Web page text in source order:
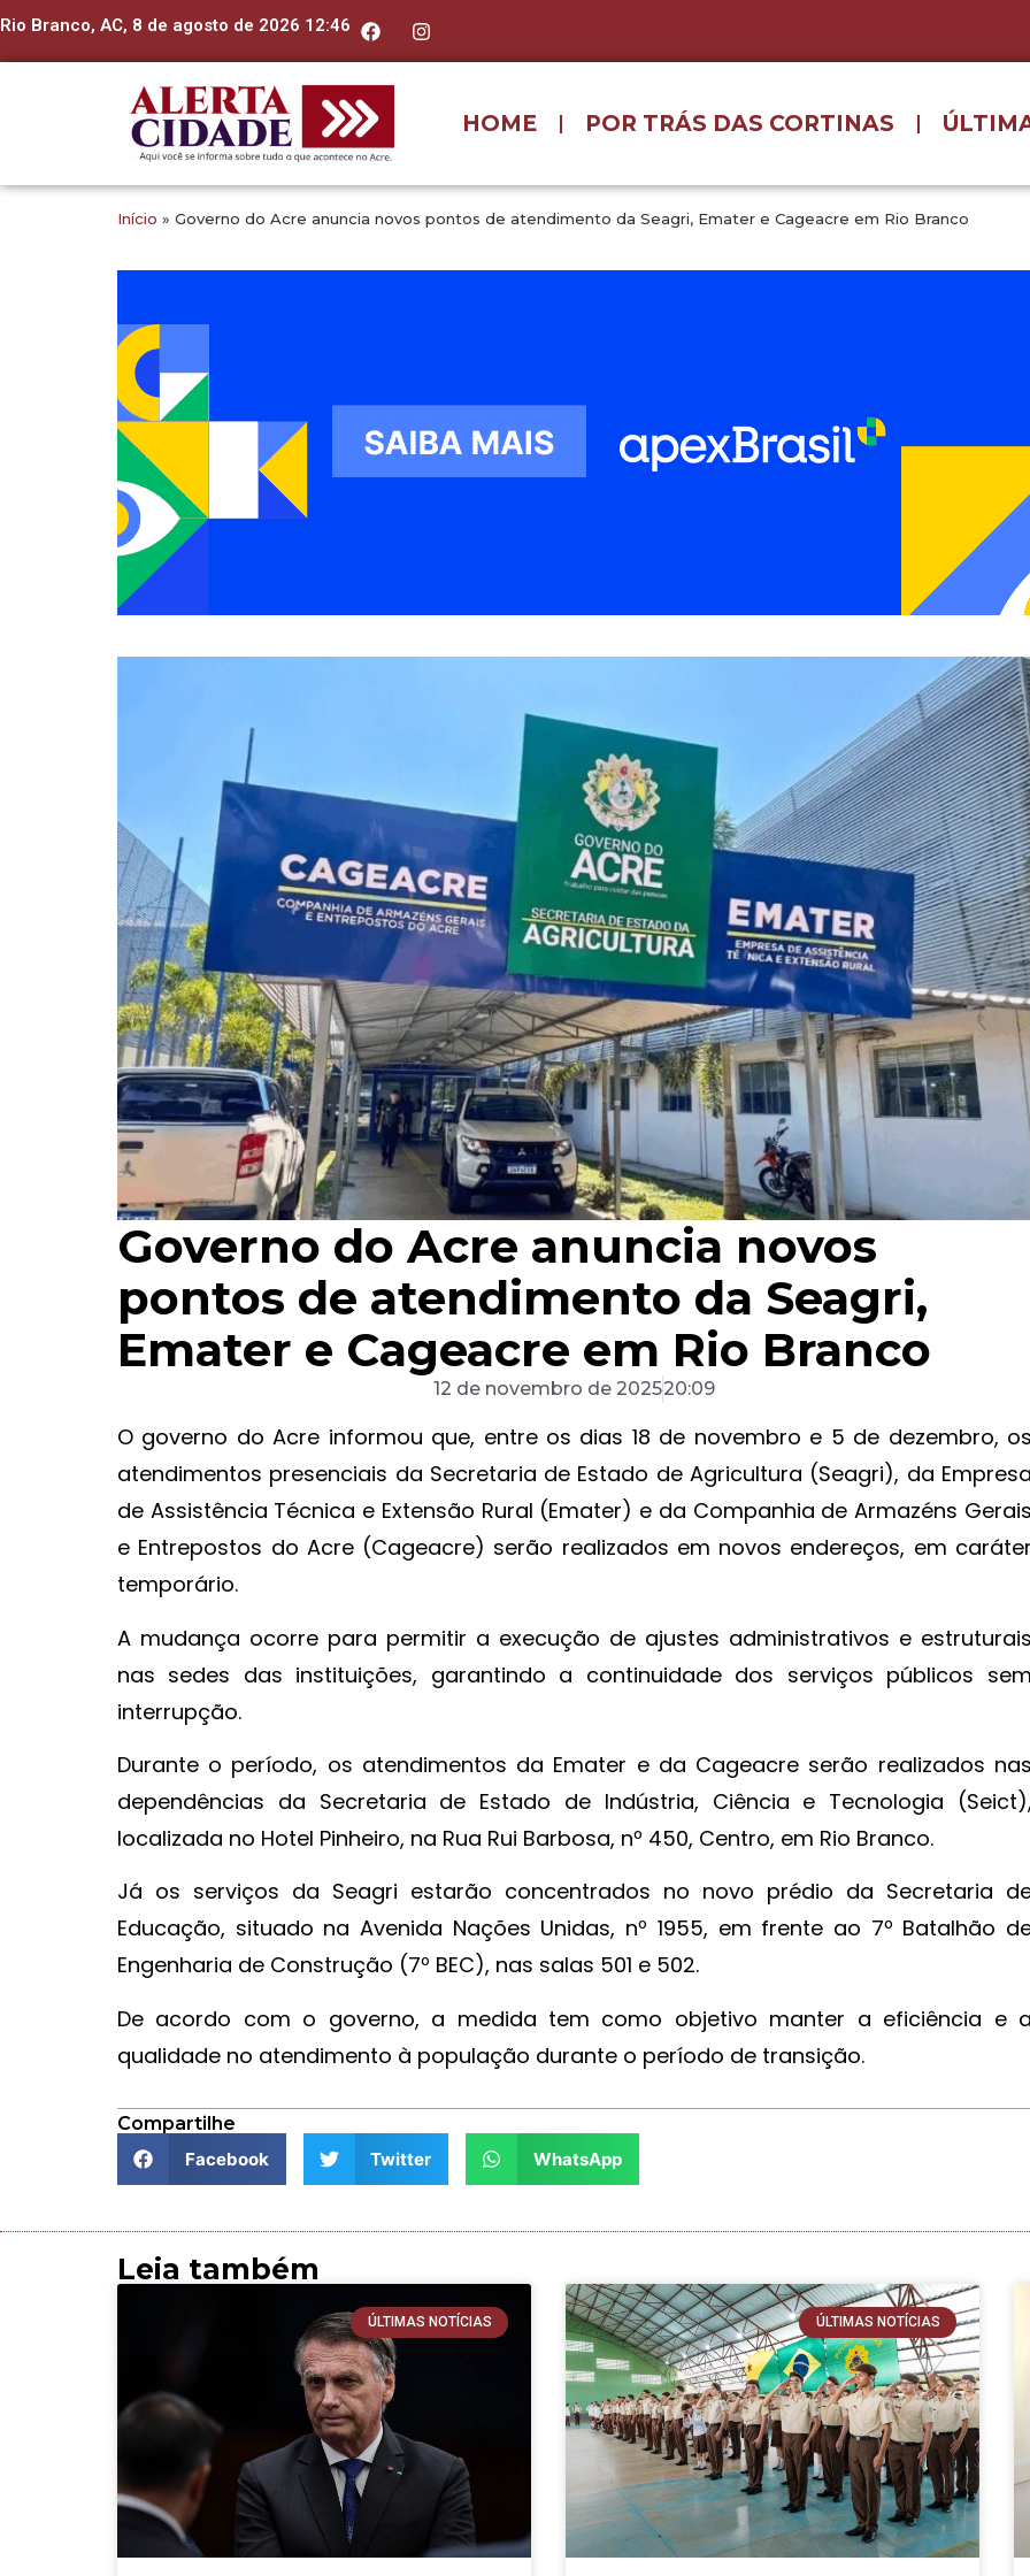
Rio Branco, AC, 8 de agosto de 2026 12:46
HOME POR TRÁS DAS CORTINAS
Início » Governo do Acre anuncia novos pontos de atendimento da Seagri, Emater e Cageacre em Rio Branco
Governo do Acre anuncia novos
pontos de atendimento da Seagri,
Emater e Cageacre em Rio Branco
12 de novembro de 202520:09
O governo do Acre informou que, entre os dias 18 de novembro e 5 de dezembro, os
atendimentos presenciais da Secretaria de Estado de Agricultura (Seagri), da Empresa
de Assistência Técnica e Extensão Rural (Emater) e da Companhia de Armazéns Gerais
e Entrepostos do Acre (Cageacre) serão realizados em novos endereços, em caráter
temporário.
A mudança ocorre para permitir a execução de ajustes administrativos e estruturais
nas sedes das instituições, garantindo a continuidade dos serviços públicos sem
interrupção.
Durante o período, os atendimentos da Emater e da Cageacre serão realizados nas
dependências da Secretaria de Estado de Indústria, Ciência e Tecnologia (Seict),
localizada no Hotel Pinheiro, na Rua Rui Barbosa, nº 450, Centro, em Rio Branco.
Já os serviços da Seagri estarão concentrados no novo prédio da Secretaria
Educação, situado na Avenida Nações Unidas, nº 1955, em frente ao 7º Batalhão
Engenharia de Construção (7º BEC), nas salas 501 e 502.
De acordo com o governo, a medida tem como objetivo manter a eficiência e a
qualidade no atendimento à população durante o período de transição.
Compartilhe
Facebook
Twitter WhatsApp
Leia também
ÚLTIMAS NOTÍCIAS ÚLTIMAS NOTÍCIAS